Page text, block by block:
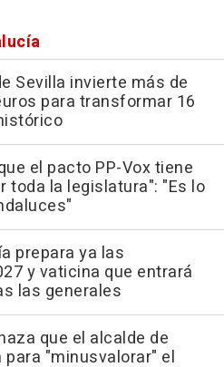
Sevilla invierte más de
para transformar 16
el pacto PP-Vox tiene
toda la legislatura": "Es lo
prepara ya las
y vaticina que entrará
las generales
que el alcalde de
para "minusvalorar" el